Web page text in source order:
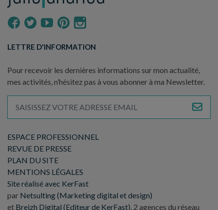
ESPACE PROFESSIONNEL
REVUE DE PRESSE
PLAN DU SITE
MENTIONS LÉGALES
Site réalisé avec KerFast
par Netsulting (Marketing digital et design)
et Breizh Digital (Editeur de KerFast) , 2 agences du réseau
LETTRE D'INFORMATION
Pour recevoir les dernières informations sur mon actualité,
mes activités, n’hésitez pas à vous abonner à ma Newsletter.